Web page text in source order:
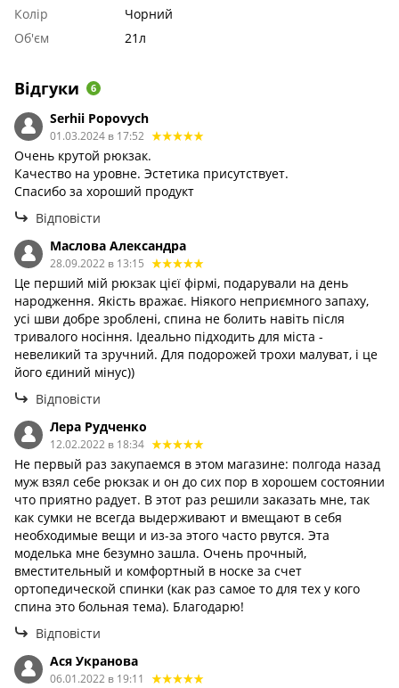
Колір
Чорний
Об'єм
21л
Відгуки 6
Serhii Popovych
01.03.2024 в 17:52
Очень крутой рюкзак.
Качество на уровне. Эстетика присутствует.
Спасибо за хороший продукт
Відповісти
Маслова Александра
28.09.2022 в 13:15
Це перший мій рюкзак цієї фірмі, подарували на день
народження. Якість вражає. Ніякого неприємного запаху,
усі шви добре зроблені, спина не болить навіть після
тривалого носіння. Ідеально підходить для міста -
невеликий та зручний. Для подорожей трохи малуват, і це
його єдиний мінус))
Відповісти
Лера Рудченко
12.02.2022 в 18:34
Не первый раз закупаемся в этом магазине: полгода назад
муж взял себе рюкзак и он до сих пор в хорошем состоянии
что приятно радует. В этот раз решили заказать мне, так
как сумки не всегда выдерживают и вмещают в себя
необходимые вещи и из-за этого часто рвутся. Эта
моделька мне безумно зашла. Очень прочный,
вместительный и комфортный в носке за счет
ортопедической спинки (как раз самое то для тех у кого
спина это больная тема). Благодарю!
Відповісти
Ася Укранова
06.01.2022 в 19:11